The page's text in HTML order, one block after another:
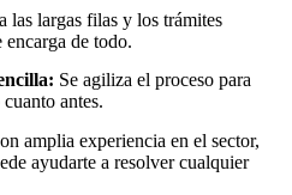
las largas filas y los trámites
de todo.
Se agiliza el proceso para
antes.
amplia experiencia en el sector,
ayudarte a resolver cualquier